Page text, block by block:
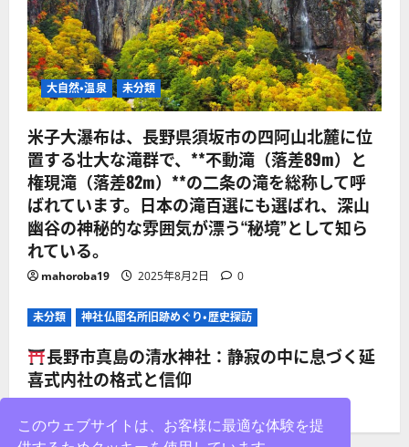
大自然・温泉 未分類
米子大瀑布は、長野県須坂市の四阿山北麓に位
置する壮大な滝群で、**不動滝（落差89m）と
権現滝（落差82m）**の二条の滝を総称して呼
ばれています。日本の滝百選にも選ばれ、深山
幽谷の神秘的な雰囲気が漂う“秘境”として知ら
れている。
mahoroba19 2025年8月2日 0
未分類 神社仏閣名所旧跡めぐり・歴史探訪
長野市真島の清水神社：静寂の中に息づく延
喜式内社の格式と信仰
このウェブサイトは、お客様に最適な体験を提